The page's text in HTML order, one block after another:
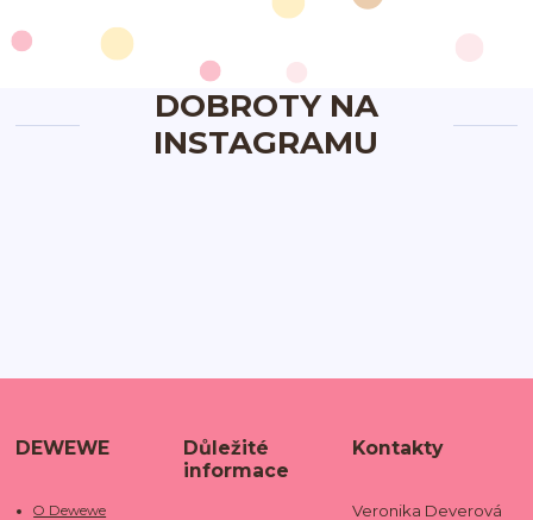
DOBROTY NA
INSTAGRAMU
DEWEWE
O Dewewe
Důležité
informace
Kontakty
Veronika Deverová